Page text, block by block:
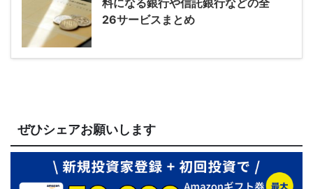
26サービスまとめ
ぜひシェアお願いします